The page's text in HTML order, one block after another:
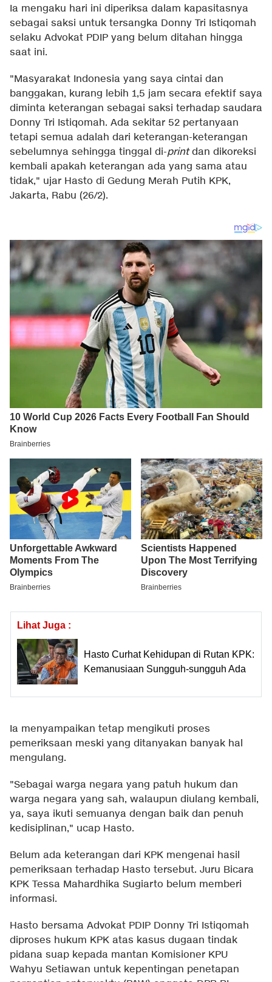
Ia mengaku hari ini diperiksa dalam kapasitasnya
sebagai saksi untuk tersangka Donny Tri Istiqomah
selaku Advokat PDIP yang belum ditahan hingga
saat ini.
"Masyarakat Indonesia yang saya cintai dan
banggakan, kurang lebih 1,5 jam secara efektif saya
diminta keterangan sebagai saksi terhadap saudara
Donny Tri Istiqomah. Ada sekitar 52 pertanyaan
tetapi semua adalah dari keterangan-keterangan
sebelumnya sehingga tinggal di-printdan dikoreksi
kembali apakah keterangan ada yang sama atau
tidak," ujar Hasto di Gedung Merah Putih KPK,
Jakarta, Rabu (26/2).
Lihat Juga :
Hasto Curhat Kehidupan di Rutan KPK:
Kemanusiaan Sungguh-sungguh Ada
Ia menyampaikan tetap mengikuti proses
pemeriksaan meski yang ditanyakan banyak hal
mengulang.
"Sebagai warga negara yang patuh hukum dan
warga negara yang sah, walaupun diulang kembali,
ya, saya ikuti semuanya dengan baik dan penuh
kedisiplinan," ucap Hasto.
Belum ada keterangan dari KPK mengenai hasil
pemeriksaan terhadap Hasto tersebut. Juru Bicara
KPK Tessa Mahardhika Sugiarto belum memberi
informasi.
Hasto bersama Advokat PDIP Donny Tri Istiqomah
diproses hukum KPK atas kasus dugaan tindak
pidana suap kepada mantan Komisioner KPU
Wahyu Setiawan untuk kepentingan penetapan